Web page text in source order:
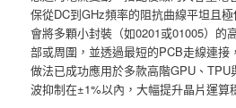
保從DC到GHz頻率的阻抗曲線平坦且
會將多顆小封裝（如0201或01005）的
部或周圍，並透過最短的PCB走線連接
做法已成功應用於多款高階GPU、
波抑制在±1%以內，大幅提升晶片運算